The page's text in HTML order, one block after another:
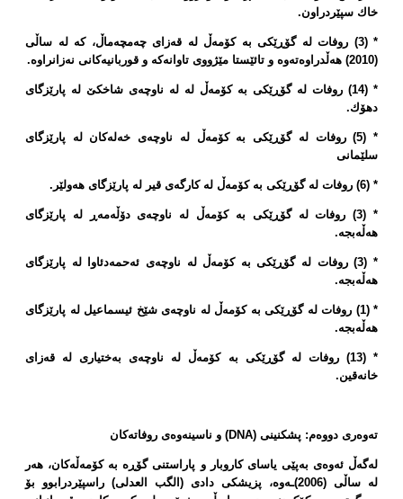
خاك سپێردراون.
* (3) روفات لە گۆڕێكی بە كۆمەڵ لە قەزای چەمچەماڵ، كە لە ساڵی
(2010) هەڵدراوەتەوە و تائێستا مێژووی تاوانەكە و قوربانیەكانی نەزانراوە.
* (14) روفات لە گۆڕێكی بە كۆمەڵ لە لە ناوچەی شاخكێ‌ لە پارێزگای
دهۆك.
* (5) روفات لە گۆڕێكی بە كۆمەڵ لە ناوچەی خەلەكان لە پارێزگای
سلێمانی
* (6) روفات لە گۆڕێكی بە كۆمەڵ لە كارگەی قیر لە پارێزگای هەولێر.
* (3) روفات لە گۆڕێكی بە كۆمەڵ لە ناوچەی دۆڵەمەڕ لە پارێزگای
هەڵەبجە.
* (3) روفات لە گۆڕێكی بە كۆمەڵ لە ناوچەی ئەحمەدئاوا لە پارێزگای
هەڵەبجە.
* (1) روفات لە گۆڕێكی بە كۆمەڵ لە ناوچەی شێخ ئیسماعیل لە پارێزگای
هەڵەبجە.
* (13) روفات لە گۆڕێكی بە كۆمەڵ لە ناوچەی بەختیاری لە قەزای
خانەقین.
تەوەری دووەم: پشكنینی (DNA) و ناسینەوەی روفاتەكان
لەگەڵ ئەوەی بەپێی یاسای كاروبار و پاراستنی گۆڕە بە كۆمەڵەكان، هەر
لە ساڵی (2006)ـەوە، پزیشكی دادی (الگب العدلی) راسپێردرابوو بۆ